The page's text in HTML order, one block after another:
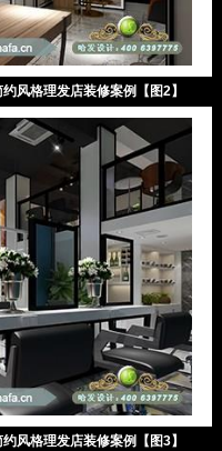
风格理发店装修案例【图2】
风格理发店装修案例【图3】